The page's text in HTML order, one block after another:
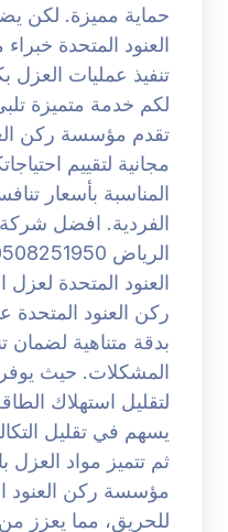
حماية مميزة. لكن
العنود المتحدة
تنفيذ عمليات العزل
لكم خدمة متميزة
تقدم مؤسسة ركن
مجانية لتقييم
المناسبة بأسعار
الفردية. افضل
العنود المتحدة
ركن العنود
بدقة متناهية لضمان
المشكلات. حيث يوفر
لتقليل استهلاك
يسهم في تقليل
ثم تتميز مواد العزل
مؤسسة ركن العنود
للحريق، مما يعزز